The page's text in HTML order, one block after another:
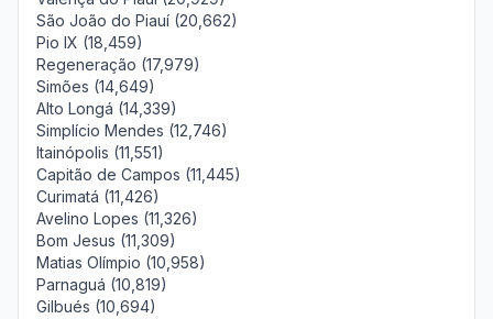
São João do Piauí (20,662)
Pio IX (18,459)
Regeneração (17,979)
Simões (14,649)
Alto Longá (14,339)
Simplício Mendes (12,746)
Itainópolis (11,551)
Capitão de Campos (11,445)
Curimatá (11,426)
Avelino Lopes (11,326)
Bom Jesus (11,309)
Matias Olímpio (10,958)
Parnaguá (10,819)
Gilbués (10,694)